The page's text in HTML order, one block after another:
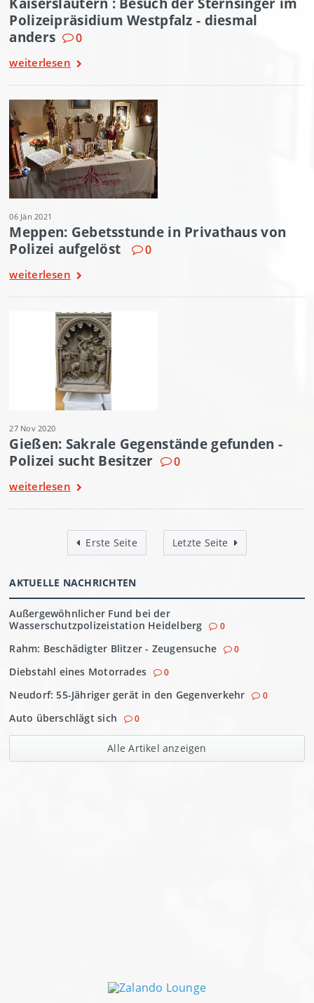
Polizeipräsidium Westpfalz - diesmal
anders
0
weiterlesen
06 Jän 2021
Meppen: Gebetsstunde in Privathaus von
Polizei aufgelöst
0
weiterlesen
27 Nov 2020
Gießen: Sakrale Gegenstände gefunden -
Polizei sucht Besitzer
0
weiterlesen
Erste Seite Letzte Seite
AKTUELLE NACHRICHTEN
Außergewöhnlicher Fund bei der
Wasserschutzpolizeistation Heidelberg
0
Rahm: Beschädigter Blitzer - Zeugensuche 0
Diebstahl eines Motorrades 0
Neudorf: 55-Jähriger gerät in den Gegenverkehr 0
Auto überschlägt sich 0
Alle Artikel anzeigen